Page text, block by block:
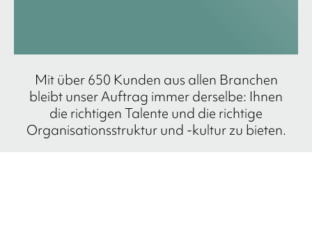
Mit über 650 Kunden aus allen Branchen
bleibt unser Auftrag immer derselbe: Ihnen
die richtigen Talente und die richtige
Organisationsstruktur und -kultur zu bieten.